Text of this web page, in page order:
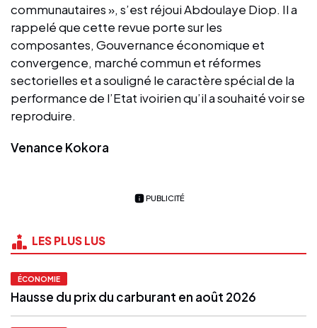
communautaires », s’est réjoui Abdoulaye Diop. Il a
rappelé que cette revue porte sur les
composantes, Gouvernance économique et
convergence, marché commun et réformes
sectorielles et a souligné le caractère spécial de la
performance de l’Etat ivoirien qu’il a souhaité voir se
reproduire.
Venance Kokora
PUBLICITÉ
LES PLUS LUS
ÉCONOMIE
Hausse du prix du carburant en août 2026